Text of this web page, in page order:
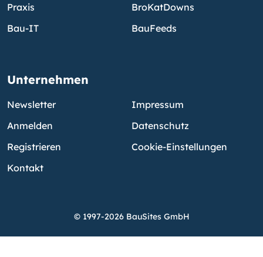
Praxis
Bau-IT
BroKatDowns
BauFeeds
Unternehmen
Newsletter
Anmelden
Registrieren
Kontakt
Impressum
Datenschutz
Cookie-Einstellungen
© 1997-2026 BauSites GmbH